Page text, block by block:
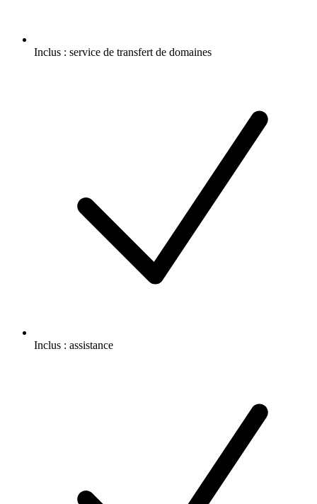
Inclus : service de transfert de domaines
Inclus : assistance